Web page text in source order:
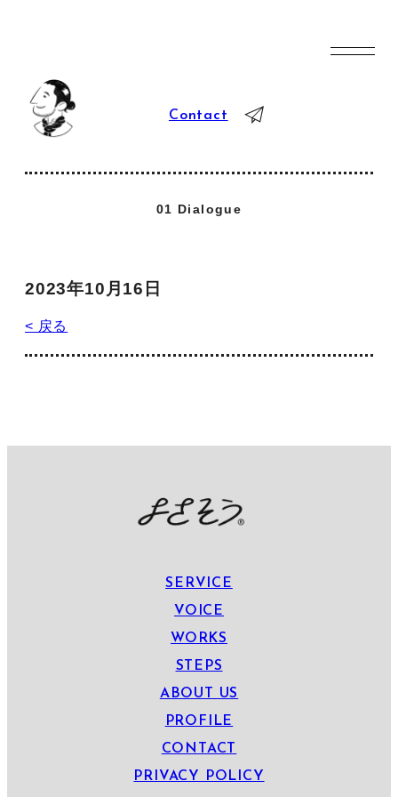
Contact
01 Dialogue
2023年10月16日
< 戻る
SERVICE
VOICE
WORKS
STEPS
ABOUT US
PROFILE
CONTACT
PRIVACY POLICY